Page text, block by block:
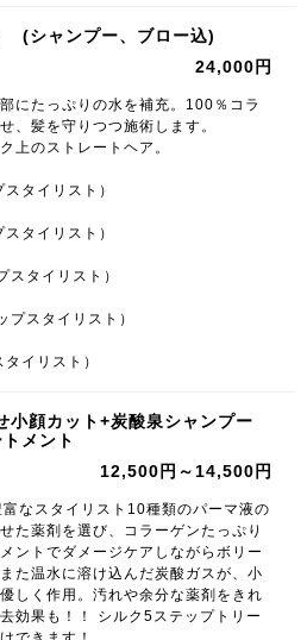
ャンプー、ブロー込)
24,000円
にたっぷりの水を補充。100％コラ
、髪を守りつつ施術します。
上のストレートヘア。
タイリスト）
タイリスト）
タイリスト）
スタイリスト）
イリスト）
小顔カット+炭酸泉シャンプー
メント
12,500円～14,500円
なスタイリスト10種類のパーマ液の
た薬剤を選び、コラーゲンたっぷり
ントでダメージケアしながらボリー
た温水に溶け込んだ炭酸ガスが、小
しく作用。汚れや余分な薬剤をきれ
効果も！！ シルク5ステップトリー